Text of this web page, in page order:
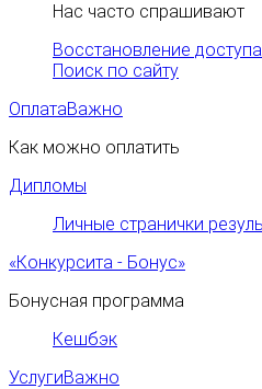
Нас часто спрашивают
Восстановление
Поиск по сайту
ОплатаВажно
Как можно оплатить
Дипломы
Личные странички
«Конкурсита - Бонус»
Бонусная программа
Кешбэк
УслугиВажно